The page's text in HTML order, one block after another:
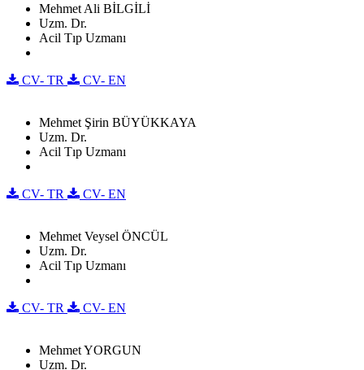
Mehmet Ali BİLGİLİ
Uzm. Dr.
Acil Tıp Uzmanı
CV- TR CV- EN
Mehmet Şirin BÜYÜKKAYA
Uzm. Dr.
Acil Tıp Uzmanı
CV- TR CV- EN
Mehmet Veysel ÖNCÜL
Uzm. Dr.
Acil Tıp Uzmanı
CV- TR CV- EN
Mehmet YORGUN
Uzm. Dr.